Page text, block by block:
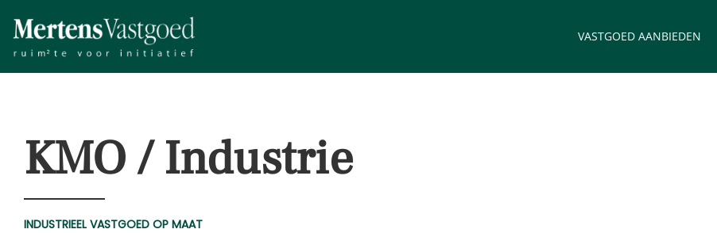
VASTGOED AANBIEDEN
KMO / Industrie
INDUSTRIEEL VASTGOED OP MAAT